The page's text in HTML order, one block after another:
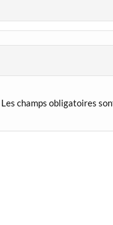
Les champs obligatoires